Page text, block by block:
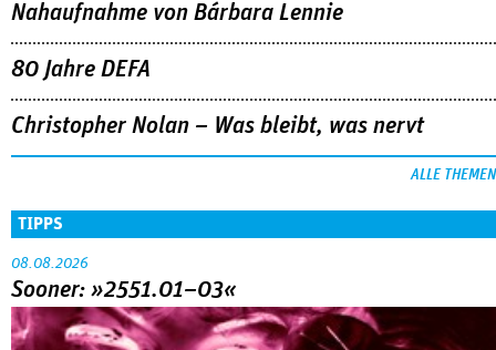
Nahaufnahme von Bárbara Lennie
80 Jahre DEFA
Christopher Nolan – Was bleibt, was nervt
ALLE THEMEN
TIPPS
08.08.2026
Sooner: »2551.01–03«